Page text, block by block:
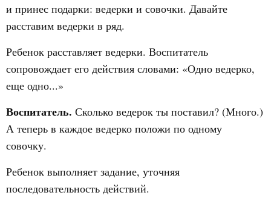
и принес подарки: ведерки и совочки. Давайте
расставим ведерки в ряд.
Ребенок расставляет ведерки. Воспитатель
сопровождает его действия словами: «Одно ведерко,
еще одно...»
Воспитатель. Сколько ведерок ты поставил? (Много.)
А теперь в каждое ведерко положи по одному
совочку.
Ребенок выполняет задание, уточняя
последовательность действий.